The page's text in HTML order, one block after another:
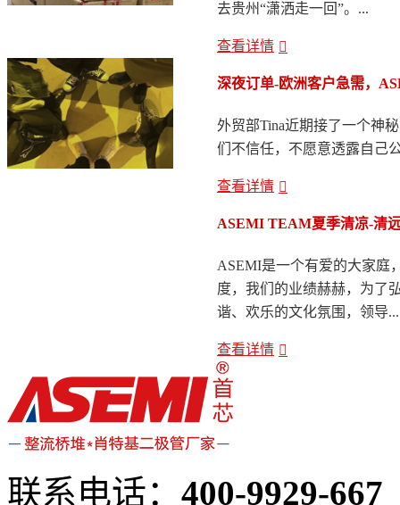
去贵州“潇洒走一回”。...
查看详情
深夜订单-欧洲客户急需，
外贸部Tina近期接了一个神
们不信任，不愿意透露自己
查看详情
ASEMI TEAM夏季清凉-清
ASEMI是一个有爱的大家庭
度，我们的业绩赫赫，为了
谐、欢乐的文化氛围，领导...
查看详情
联系电话： 400-9929-667